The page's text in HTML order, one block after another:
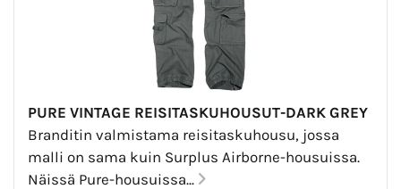
PURE VINTAGE REISITASKUHOUSUT-DARK GREY
Branditin valmistama reisitaskuhousu, jossa
malli on sama kuin Surplus Airborne-housuissa.
Näissä Pure-housuissa...